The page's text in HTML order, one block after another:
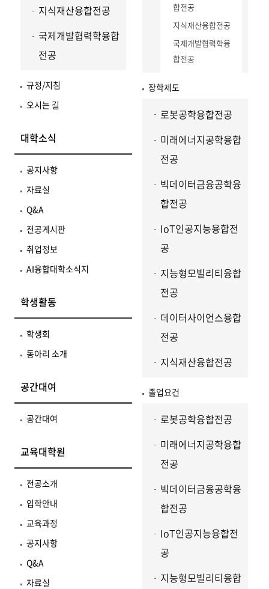
지식재산융합전공
국제개발협력학융합
전공
규정/지침
오시는 길
합전공
지식재산융합전공
국제개발협력학융
합전공
장학제도
로봇공학융합전공
미래에너지공학융합
전공
빅데이터금융공학융
합전공
IoT인공지능융합전
공
지능형모빌리티융합
전공
데이터사이언스융합
전공
지식재산융합전공
졸업요건
로봇공학융합전공
미래에너지공학융합
전공
빅데이터금융공학융
합전공
IoT인공지능융합전
공
지능형모빌리티융합
대학소식
공지사항
자료실
Q&A
전공게시판
취업정보
AI융합대학소식지
학생활동
학생회
동아리 소개
공간대여
공간대여
교육대학원
전공소개
입학안내
교육과정
공지사항
Q&A
자료실